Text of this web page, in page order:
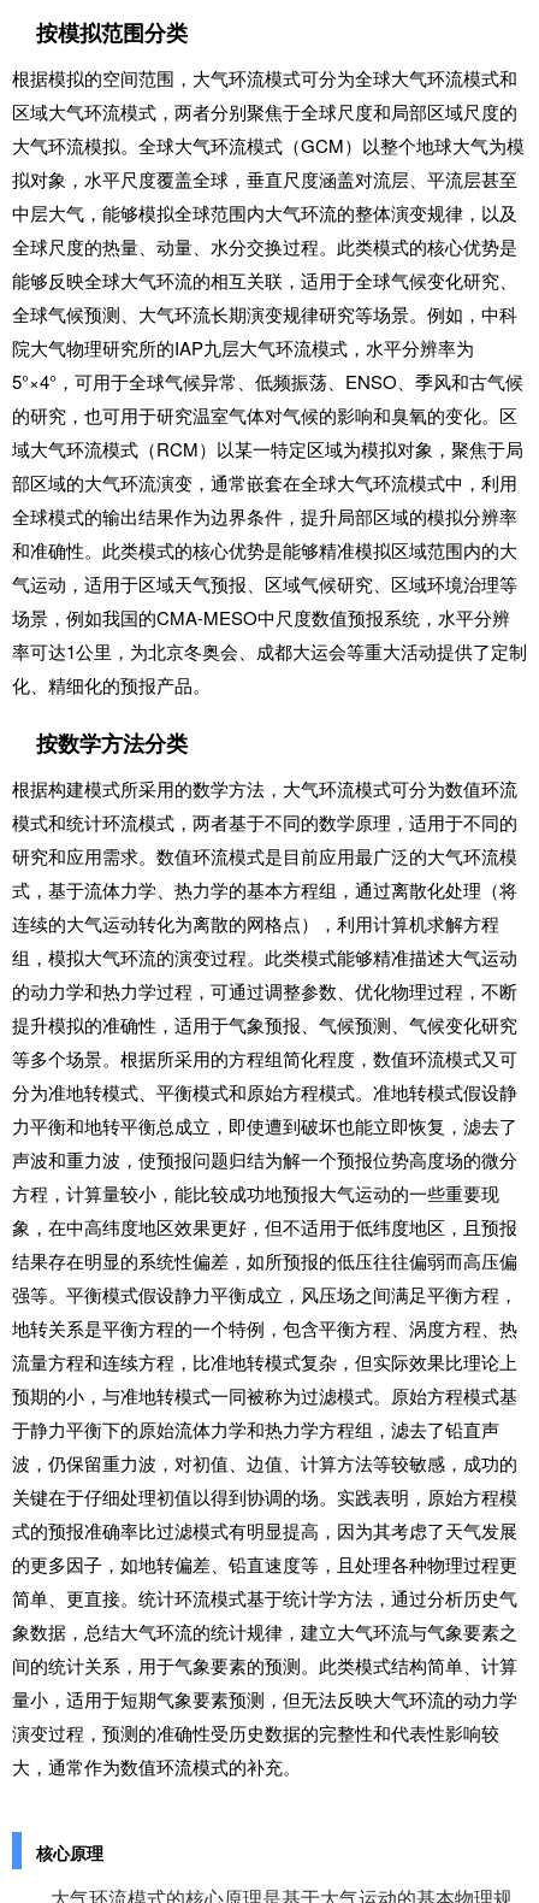
按模拟范围分类
根据模拟的空间范围，大气环流模式可分为全球大气环流模式和
区域大气环流模式，两者分别聚焦于全球尺度和局部区域尺度的
大气环流模拟。全球大气环流模式（GCM）以整个地球大气为模
拟对象，水平尺度覆盖全球，垂直尺度涵盖对流层、平流层甚至
中层大气，能够模拟全球范围内大气环流的整体演变规律，以及
全球尺度的热量、动量、水分交换过程。此类模式的核心优势是
能够反映全球大气环流的相互关联，适用于全球气候变化研究、
全球气候预测、大气环流长期演变规律研究等场景。例如，中科
院大气物理研究所的IAP九层大气环流模式，水平分辨率为
5°×4°，可用于全球气候异常、低频振荡、ENSO、季风和古气候
的研究，也可用于研究温室气体对气候的影响和臭氧的变化。区
域大气环流模式（RCM）以某一特定区域为模拟对象，聚焦于局
部区域的大气环流演变，通常嵌套在全球大气环流模式中，利用
全球模式的输出结果作为边界条件，提升局部区域的模拟分辨率
和准确性。此类模式的核心优势是能够精准模拟区域范围内的大
气运动，适用于区域天气预报、区域气候研究、区域环境治理等
场景，例如我国的CMA-MESO中尺度数值预报系统，水平分辨
率可达1公里，为北京冬奥会、成都大运会等重大活动提供了定制
化、精细化的预报产品。
按数学方法分类
根据构建模式所采用的数学方法，大气环流模式可分为数值环流
模式和统计环流模式，两者基于不同的数学原理，适用于不同的
研究和应用需求。数值环流模式是目前应用最广泛的大气环流模
式，基于流体力学、热力学的基本方程组，通过离散化处理（将
连续的大气运动转化为离散的网格点），利用计算机求解方程
组，模拟大气环流的演变过程。此类模式能够精准描述大气运动
的动力学和热力学过程，可通过调整参数、优化物理过程，不断
提升模拟的准确性，适用于气象预报、气候预测、气候变化研究
等多个场景。根据所采用的方程组简化程度，数值环流模式又可
分为准地转模式、平衡模式和原始方程模式。准地转模式假设静
力平衡和地转平衡总成立，即使遭到破坏也能立即恢复，滤去了
声波和重力波，使预报问题归结为解一个预报位势高度场的微分
方程，计算量较小，能比较成功地预报大气运动的一些重要现
象，在中高纬度地区效果更好，但不适用于低纬度地区，且预报
结果存在明显的系统性偏差，如所预报的低压往往偏弱而高压偏
强等。平衡模式假设静力平衡成立，风压场之间满足平衡方程，
地转关系是平衡方程的一个特例，包含平衡方程、涡度方程、热
流量方程和连续方程，比准地转模式复杂，但实际效果比理论上
预期的小，与准地转模式一同被称为过滤模式。原始方程模式基
于静力平衡下的原始流体力学和热力学方程组，滤去了铅直声
波，仍保留重力波，对初值、边值、计算方法等较敏感，成功的
关键在于仔细处理初值以得到协调的场。实践表明，原始方程模
式的预报准确率比过滤模式有明显提高，因为其考虑了天气发展
的更多因子，如地转偏差、铅直速度等，且处理各种物理过程更
简单、更直接。统计环流模式基于统计学方法，通过分析历史气
象数据，总结大气环流的统计规律，建立大气环流与气象要素之
间的统计关系，用于气象要素的预测。此类模式结构简单、计算
量小，适用于短期气象要素预测，但无法反映大气环流的动力学
演变过程，预测的准确性受历史数据的完整性和代表性影响较
大，通常作为数值环流模式的补充。
核心原理